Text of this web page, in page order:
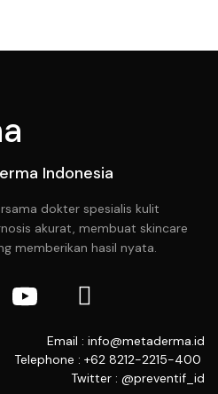
Indonesia
dokter spesialis kulit
akurat, membuat skincare
memberikan hasil nyata.
Email : info@metaderma.id
Telephone : +62 8212-2215-400
Twitter : @preventif_id